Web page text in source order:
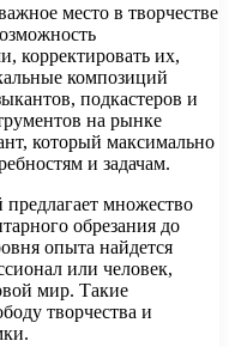
место в творчестве
корректировать их,
композиций
подкастеров и
на рынке
который максимально
и задачам.
множество
обрезания до
опыта найдется
или человек,
мир. Такие
творчества и